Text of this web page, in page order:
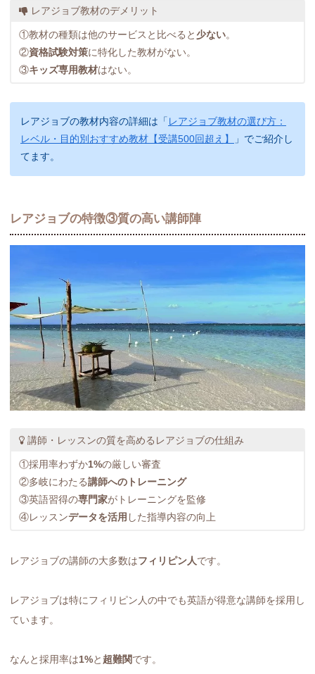
レアジョブ教材のデメリット
①教材の種類は他のサービスと比べると 少ない。
②資格試験対策に特化した教材がない。
③キッズ専用教材はない。
レアジョブの教材内容の詳細は「レアジョブ教材の選び方：
レベル・目的別おすすめ教材【受講500回超え】
」でご紹介し
てます。
レアジョブの特徴③質の高い講師陣
講師・レッスンの質を高めるレアジョブの仕組み
①採用率わずか1%の厳しい審査
②多岐にわたる講師へのトレーニング
③英語習得の専門家がトレーニングを監修
④レッスンデータを活用 した指導内容の向上
レアジョブの講師の大多数はフィリピン人です。
レアジョブは特にフィリピン人の中でも英語が得意な講師を採用し
ています。
なんと採用率は1%と 超難関です。